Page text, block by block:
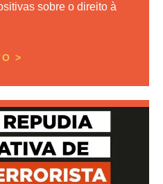
sobre o direito à
>